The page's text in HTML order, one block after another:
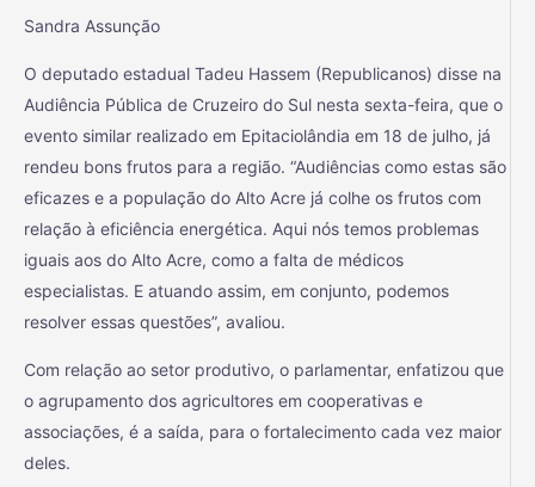
Sandra Assunção
O deputado estadual Tadeu Hassem (Republicanos) disse na
Audiência Pública de Cruzeiro do Sul nesta sexta-feira, que o
evento similar realizado em Epitaciolândia em 18 de julho, já
rendeu bons frutos para a região. “Audiências como estas são
eficazes e a população do Alto Acre já colhe os frutos com
relação à eficiência energética. Aqui nós temos problemas
iguais aos do Alto Acre, como a falta de médicos
especialistas. E atuando assim, em conjunto, podemos
resolver essas questões”, avaliou.
Com relação ao setor produtivo, o parlamentar, enfatizou que
o agrupamento dos agricultores em cooperativas e
associações, é a saída, para o fortalecimento cada vez maior
deles.